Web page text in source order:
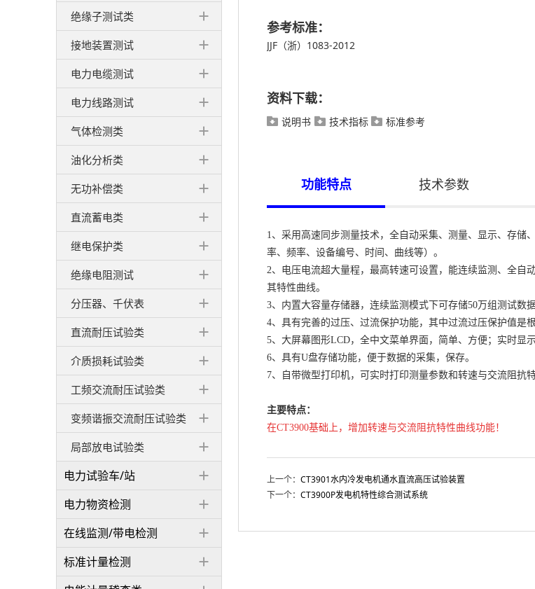
绝缘子测试类
接地装置测试
电力电缆测试
电力线路测试
气体检测类
油化分析类
无功补偿类
直流蓄电类
继电保护类
绝缘电阻测试
分压器、千伏表
直流耐压试验类
介质损耗试验类
工频交流耐压试验类
变频谐振交流耐压试验类
局部放电试验类
电力试验车/站
电力物资检测
在线监测/带电检测
标准计量检测
参考标准：
JJF（浙）1083-2012
资料下载：
 说明书  技术指标  标准参考
功能特点 技术参数
1、采用高速同步测量技术，全自动采集、测量、显示、存
率、频率、设备编号、时间、曲线等）。
2、电压电流超大量程，最高转速可设置，能连续监测、全自
其特性曲线。
3、内置大容量存储器，连续监测模式下可存储50万组测试数
4、具有完善的过压、过流保护功能，其中过流过压保护值是
5、大屏幕图形LCD，全中文菜单界面，简单、方便；实时显
6、具有U盘存储功能，便于数据的采集，保存。
7、自带微型打印机，可实时打印测量参数和转速与交流阻抗特
主要特点：
在CT3900基础上，增加转速与交流阻抗特性曲线功能！
上一个：CT3901水内冷发电机通水直流高压试验装置
下一个：CT3900P发电机特性综合测试系统